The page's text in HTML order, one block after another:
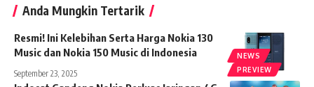
Anda Mungkin Tertarik
NEWS
PREVIEW
Resmi! Ini Kelebihan Serta Harga Nokia 130
Music dan Nokia 150 Music di Indonesia
September 23, 2025